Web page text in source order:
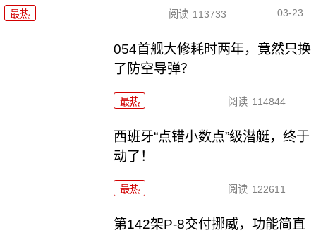
最热 阅读 113733 03-23
054首舰大修耗时两年，竟然只换
了防空导弹？
最热 阅读 114844
西班牙“点错小数点”级潜艇，终于
动了！
最热 阅读 122611
第142架P-8交付挪威，功能简直